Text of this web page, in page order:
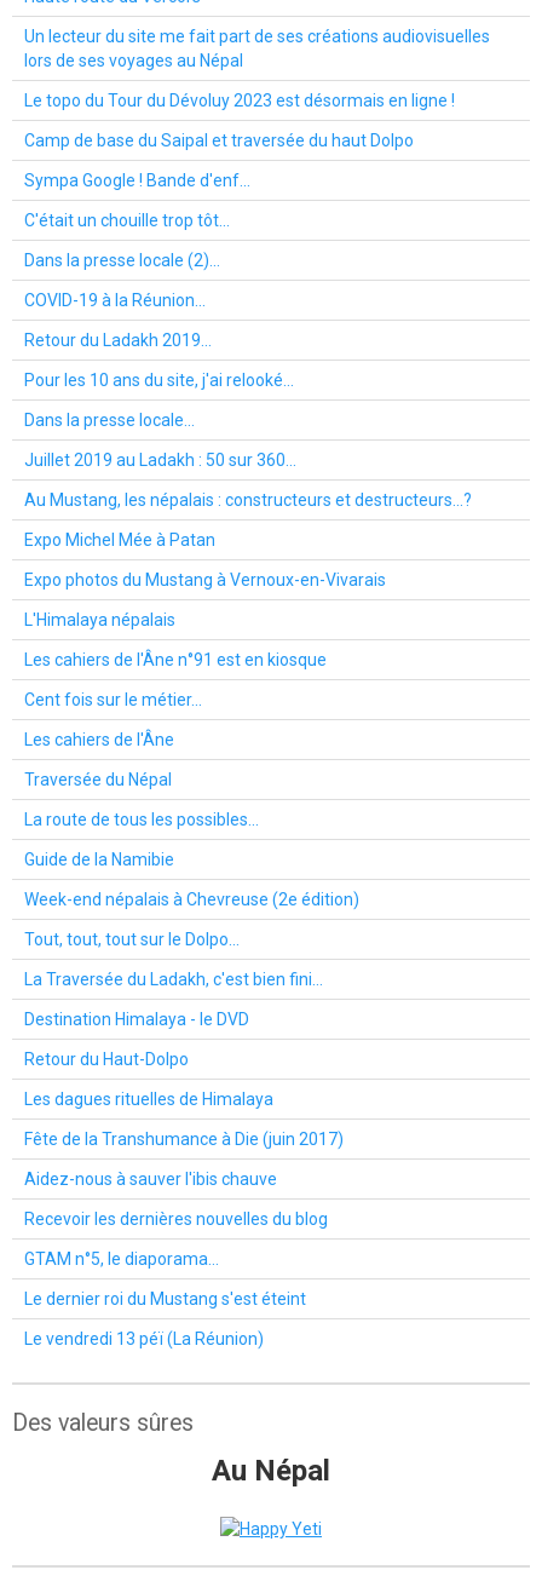
Un lecteur du site me fait part de ses créations audiovisuelles
lors de ses voyages au Népal
Le topo du Tour du Dévoluy 2023 est désormais en ligne !
Camp de base du Saipal et traversée du haut Dolpo
Sympa Google ! Bande d'enf...
C'était un chouille trop tôt...
Dans la presse locale (2)...
COVID-19 à la Réunion...
Retour du Ladakh 2019...
Pour les 10 ans du site, j'ai relooké...
Dans la presse locale...
Juillet 2019 au Ladakh : 50 sur 360...
Au Mustang, les népalais : constructeurs et destructeurs...?
Expo Michel Mée à Patan
Expo photos du Mustang à Vernoux-en-Vivarais
L'Himalaya népalais
Les cahiers de l'Âne n°91 est en kiosque
Cent fois sur le métier...
Les cahiers de l'Âne
Traversée du Népal
La route de tous les possibles...
Guide de la Namibie
Week-end népalais à Chevreuse (2e édition)
Tout, tout, tout sur le Dolpo...
La Traversée du Ladakh, c'est bien fini...
Destination Himalaya - le DVD
Retour du Haut-Dolpo
Les dagues rituelles de Himalaya
Fête de la Transhumance à Die (juin 2017)
Aidez-nous à sauver l'ibis chauve
Recevoir les dernières nouvelles du blog
GTAM n°5, le diaporama...
Le dernier roi du Mustang s'est éteint
Le vendredi 13 péï (La Réunion)
Des valeurs sûres
Au Népal